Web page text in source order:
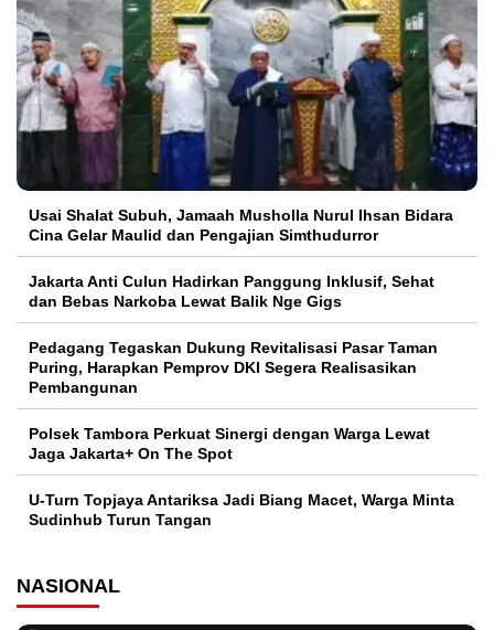
Usai Shalat Subuh, Jamaah Musholla Nurul Ihsan Bidara
Cina Gelar Maulid dan Pengajian Simthudurror
Jakarta Anti Culun Hadirkan Panggung Inklusif, Sehat
dan Bebas Narkoba Lewat Balik Nge Gigs
Pedagang Tegaskan Dukung Revitalisasi Pasar Taman
Puring, Harapkan Pemprov DKI Segera Realisasikan
Pembangunan
Polsek Tambora Perkuat Sinergi dengan Warga Lewat
Jaga Jakarta+ On The Spot
U-Turn Topjaya Antariksa Jadi Biang Macet, Warga Minta
Sudinhub Turun Tangan
NASIONAL